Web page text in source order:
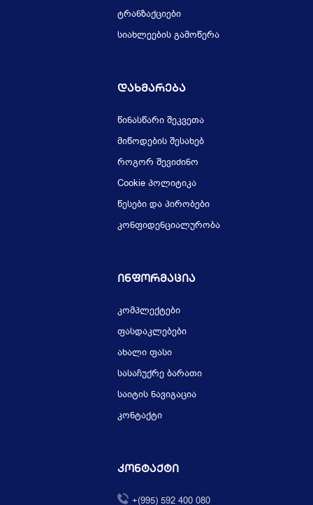
ტრანზაქციები
სიახლეების გამოწერა
Დახმარება
წინასწარი შეკვეთა
მიწოდების შესახებ
როგორ შევიძინო
Cookie პოლიტიკა
წესები და პირობები
კონფიდენციალურობა
Ინფორმაცია
კომპლექტები
ფასდაკლებები
ახალი ფასი
სასაჩუქრე ბარათი
საიტის ნავიგაცია
კონტაქტი
Კონტაქტი
+(995) 592 400 080